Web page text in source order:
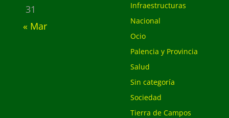
31
« Mar
Infraestructuras
Nacional
Ocio
Palencia y Provincia
Salud
Sin categoría
Sociedad
Tierra de Campos